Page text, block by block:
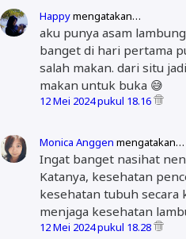
Happymengatakan…
aku punya asam
banget di hari pertama
salah makan. dari situ
makan untuk buka 😅
12 Mei 2024 pukul 18.16
Monica Anggen mengatakan…
Ingat banget nasihat
Katanya, kesehatan
kesehatan tubuh secara
menjaga kesehatan
12 Mei 2024 pukul 18.28